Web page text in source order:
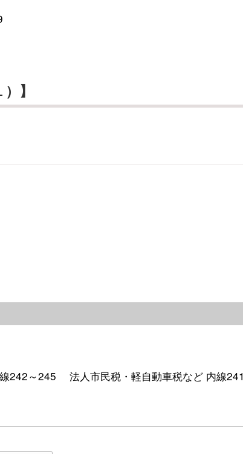
】
242～245 法人市民税・軽自動車税など 内線241